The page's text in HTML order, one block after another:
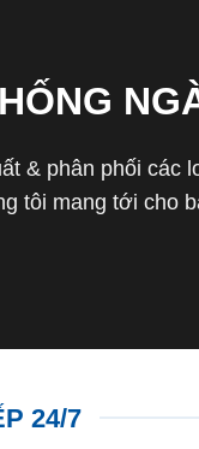
& phân phối
tôi mang tới cho
24/7